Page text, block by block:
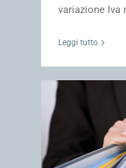
variazione Iva
Leggi tutto